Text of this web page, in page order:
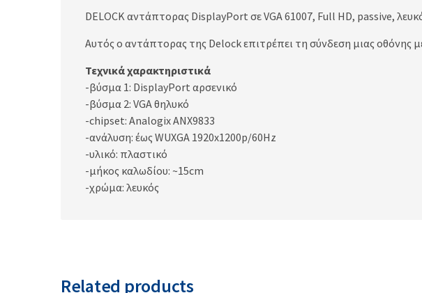
DELOCK αντάπτορας DisplayPort σε VGA 61007, Full HD, passive,
Αυτός ο αντάπτορας της Delock επιτρέπει τη σύνδεση μιας οθόνης
Τεχνικά χαρακτηριστικά
-βύσμα 1: DisplayPort αρσενικό
-βύσμα 2: VGA θηλυκό
-chipset: Analogix ANX9833
-ανάλυση: έως WUXGA 1920x1200p/60Hz
-υλικό: πλαστικό
-μήκος καλωδίου: ~15cm
-χρώμα: λευκός
Related products